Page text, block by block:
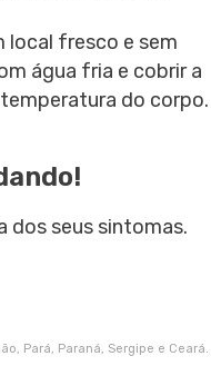
local fresco e sem
água fria e cobrir a
do corpo.
dos seus sintomas.
Pará, Paraná, Sergipe e Ceará.